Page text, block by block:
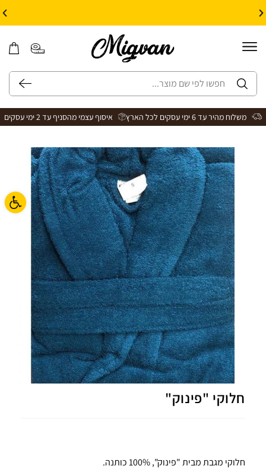
משלוח מהיר עד 6 ימי עסקים לכל הארץ איסוף עצמי מהסניף עד 2 ימי עסקים
חלוקי "פינוק"
חלוקי מגבת מבית "פינוק", 100% כותנה.
פתח